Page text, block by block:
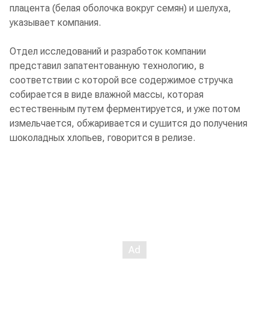
плацента (белая оболочка вокруг семян) и шелуха,
указывает компания.
Отдел исследований и разработок компании
представил запатентованную технологию, в
соответствии с которой все содержимое стручка
собирается в виде влажной массы, которая
естественным путем ферментируется, и уже потом
измельчается, обжаривается и сушится до получения
шоколадных хлопьев, говорится в релизе.